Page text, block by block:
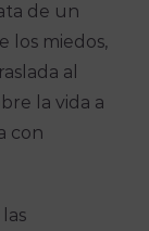
de un
los miedos,
al
la vida a
con